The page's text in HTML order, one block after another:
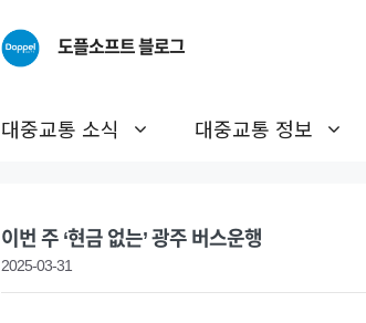
도플소프트 블로그
대중교통 소식 대중교통 정보
이번 주 ‘현금 없는’ 광주 버스운행
2025-03-31